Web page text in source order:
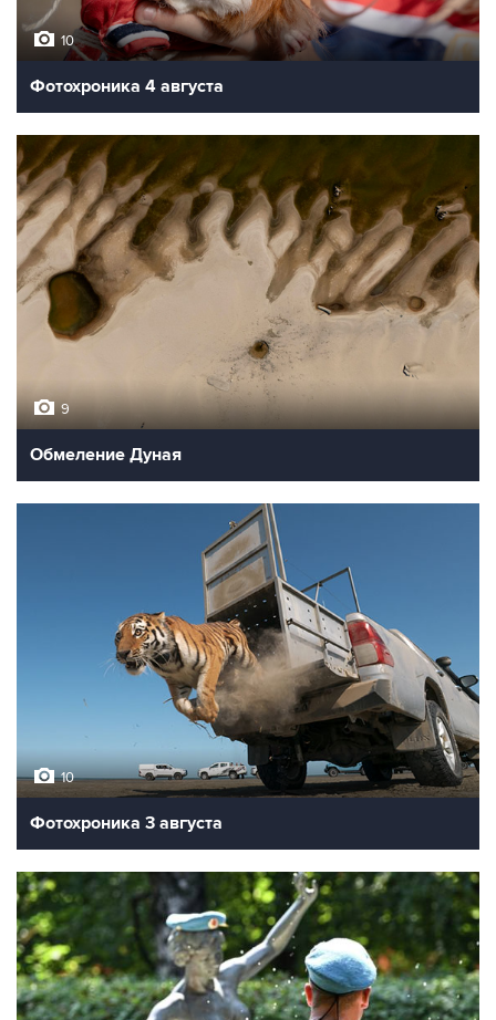
10
Фотохроника 4 августа
9
Обмеление Дуная
10
Фотохроника 3 августа